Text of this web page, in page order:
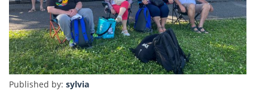
Published by: sylvia